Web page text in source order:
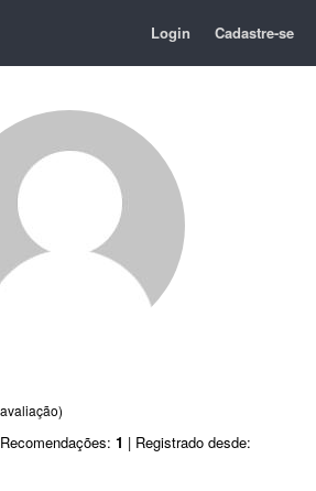
Login Cadastre-se
1 | Registrado desde: